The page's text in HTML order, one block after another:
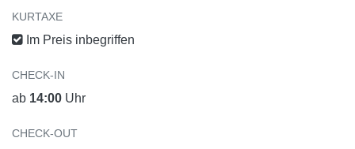
KURTAXE
Im Preis inbegriffen
CHECK-IN
ab 14:00 Uhr
CHECK-OUT